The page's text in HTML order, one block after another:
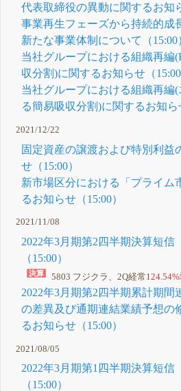
代表取締役の異動に関するお知
事業再生フェーズから持続的成
新たな事業体制について（15:00
当社グループにおける組織再編
収分割)に関するお知らせ（15:00
当社グループにおける組織再編
る簡易吸収分割)に関するお知ら
2021/12/22
固定資産の譲渡および特別利益
せ（15:00）
新市場区分における「プライム
るお知らせ（15:00）
2021/11/08
2022年3月期第2四半期決算短信
（15:00）
5803 フジクラ、2Q経常
2022年3月期第2四半期累計期間
の差異及び通期連結業績予想の
るお知らせ（15:00）
2021/08/05
2022年3月期第1四半期決算短信
（15:00）